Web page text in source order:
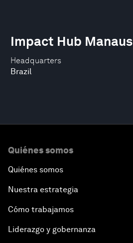
Headquarters
Brazil
Impact Hub Manaus
Quiénes somos
Quiénes somos
Nuestra estrategia
Cómo trabajamos
Liderazgo y gobernanza